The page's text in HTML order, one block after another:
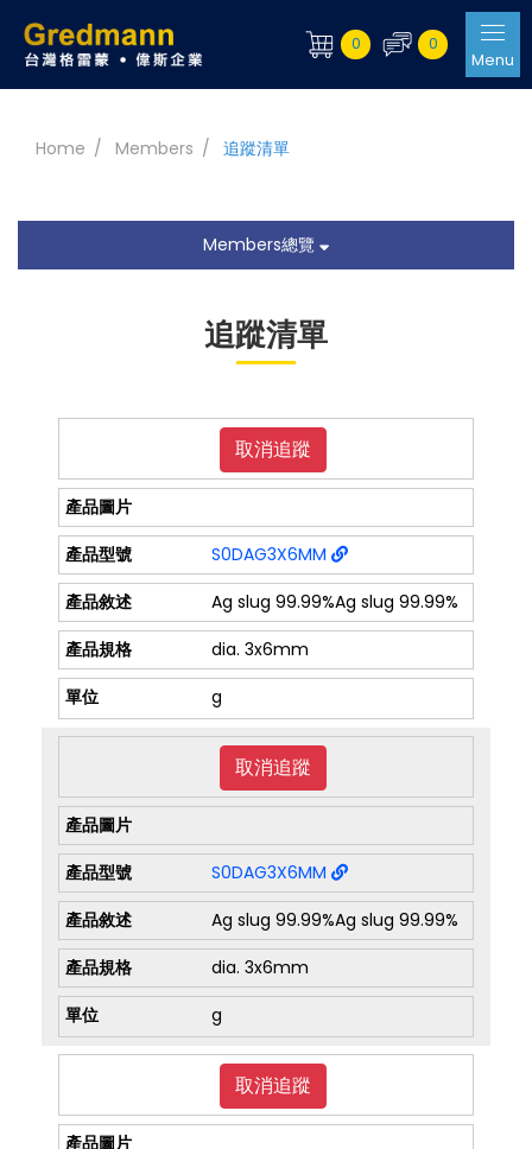
0
0
Menu
Home Members 追蹤清單
Members總覽
追蹤清單
取消追蹤
S0DAG3X6MM
Ag slug 99.99%Ag slug 99.99%
dia. 3x6mm
g
取消追蹤
S0DAG3X6MM
Ag slug 99.99%Ag slug 99.99%
dia. 3x6mm
g
取消追蹤